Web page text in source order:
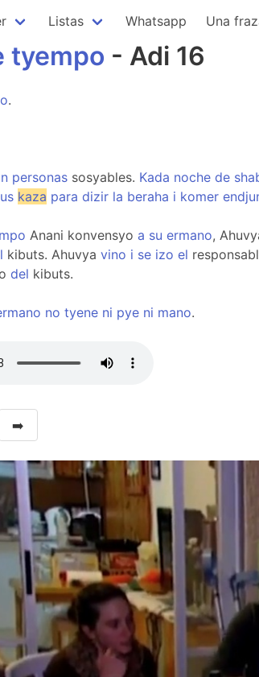
Listas Whatsapp Una
tyempo - Adi 16
.
personas sosyables. Kada noche de
kaza para dizir la beraha i komer
Anani konvensyo a su ermano,
kibuts. Ahuvya vino i se izo el
del kibuts.
no tyene ni pye ni mano.
➡️